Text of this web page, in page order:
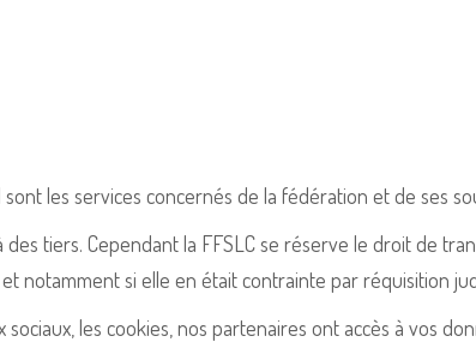
les services concernés de la fédération et de ses
tiers. Cependant la FFSLC se réserve le droit de
notamment si elle en était contrainte par réquisition
les cookies, nos partenaires ont accès à vos